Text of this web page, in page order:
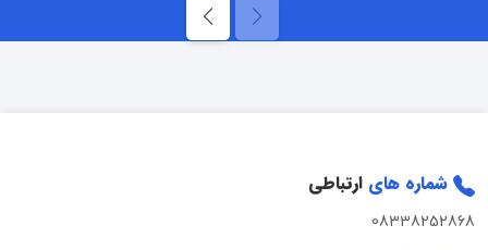
شماره های ارتباطی
08338252868